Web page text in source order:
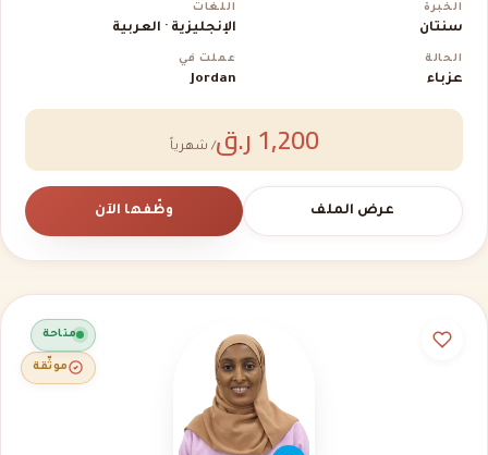
الخبرة
سنتان
اللغات
الإنجليزية · العربية
الحالة
عزباء
عملت في
Jordan
1,200 ر.ق / شهرياً
عرض الملف وظّفها الآن
متاحة
موثّقة